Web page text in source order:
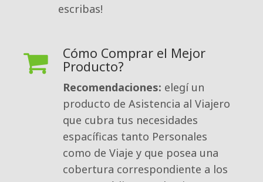
escribas!
Cómo Comprar el Mejor
Producto?
Recomendaciones: elegí un
producto de Asistencia al Viajero
que cubra tus necesidades
espacíficas tanto Personales
como de Viaje y que posea una
cobertura correspondiente a los